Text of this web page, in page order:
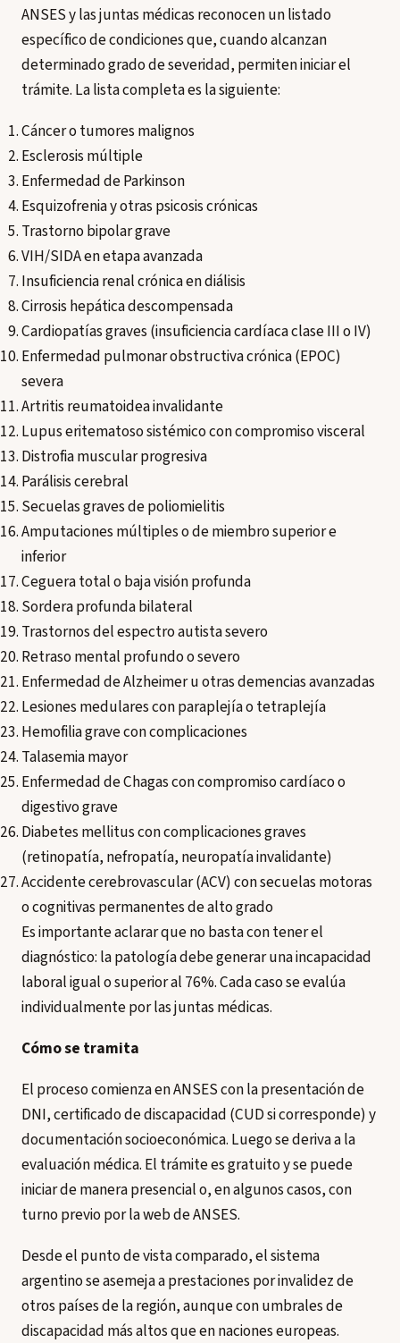
ANSES y las juntas médicas reconocen un listado
específico de condiciones que, cuando alcanzan
determinado grado de severidad, permiten iniciar el
trámite. La lista completa es la siguiente:
Cáncer o tumores malignos
Esclerosis múltiple
Enfermedad de Parkinson
Esquizofrenia y otras psicosis crónicas
Trastorno bipolar grave
VIH/SIDA en etapa avanzada
Insuficiencia renal crónica en diálisis
Cirrosis hepática descompensada
Cardiopatías graves (insuficiencia cardíaca clase III o IV)
Enfermedad pulmonar obstructiva crónica (EPOC)
severa
Artritis reumatoidea invalidante
Lupus eritematoso sistémico con compromiso visceral
Distrofia muscular progresiva
Parálisis cerebral
Secuelas graves de poliomielitis
Amputaciones múltiples o de miembro superior e
inferior
Ceguera total o baja visión profunda
Sordera profunda bilateral
Trastornos del espectro autista severo
Retraso mental profundo o severo
Enfermedad de Alzheimer u otras demencias avanzadas
Lesiones medulares con paraplejía o tetraplejía
Hemofilia grave con complicaciones
Talasemia mayor
Enfermedad de Chagas con compromiso cardíaco o
digestivo grave
Diabetes mellitus con complicaciones graves
(retinopatía, nefropatía, neuropatía invalidante)
Accidente cerebrovascular (ACV) con secuelas motoras
o cognitivas permanentes de alto grado
Es importante aclarar que no basta con tener el
diagnóstico: la patología debe generar una incapacidad
laboral igual o superior al 76%. Cada caso se evalúa
individualmente por las juntas médicas.
Cómo se tramita
El proceso comienza en ANSES con la presentación de
DNI, certificado de discapacidad (CUD si corresponde) y
documentación socioeconómica. Luego se deriva a la
evaluación médica. El trámite es gratuito y se puede
iniciar de manera presencial o, en algunos casos, con
turno previo por la web de ANSES.
Desde el punto de vista comparado, el sistema
argentino se asemeja a prestaciones por invalidez de
otros países de la región, aunque con umbrales de
discapacidad más altos que en naciones europeas.